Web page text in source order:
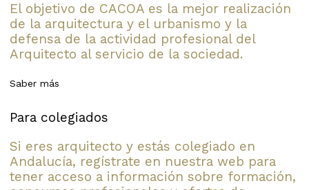
El objetivo de CACOA es la mejor realización
de la arquitectura y el urbanismo y la
defensa de la actividad profesional del
Arquitecto al servicio de la sociedad.
Saber más
Para colegiados
Si eres arquitecto y estás colegiado en
Andalucía, regístrate en nuestra web para
tener acceso a información sobre formación,